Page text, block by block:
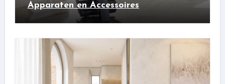
Apparaten en Accessoires